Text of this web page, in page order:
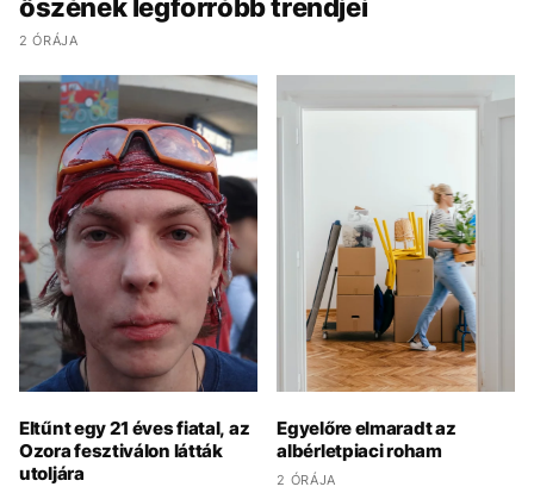
őszének legforróbb trendjei
2 ÓRÁJA
Eltűnt egy 21 éves fiatal, az
Ozora fesztiválon látták
utoljára
Egyelőre elmaradt az
albérletpiaci roham
2 ÓRÁJA